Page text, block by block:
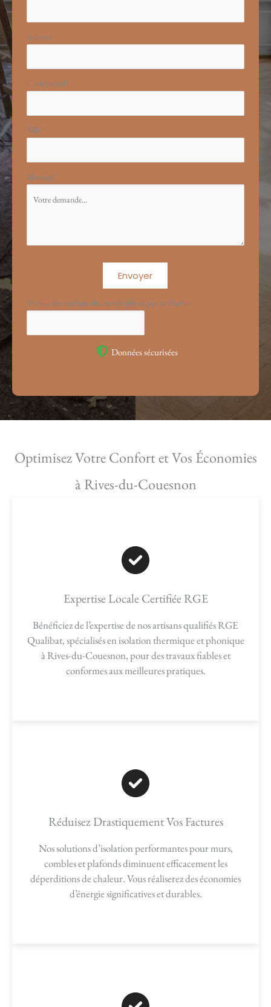
Adresse
Code postal *
Ville *
Message *
Envoyer
Si vous êtes un humain, ne remplissez pas ce champ.
Données sécurisées
Optimisez Votre Confort et Vos Économies
à Rives-du-Couesnon
Expertise Locale Certifiée RGE
Bénéficiez de l’expertise de nos artisans qualifiés RGE
Qualibat, spécialisés en isolation thermique et phonique
à Rives-du-Couesnon, pour des travaux fiables et
conformes aux meilleures pratiques.
Réduisez Drastiquement Vos Factures
Nos solutions d’isolation performantes pour murs,
combles et plafonds diminuent efficacement les
déperditions de chaleur. Vous réaliserez des économies
d’énergie significatives et durables.